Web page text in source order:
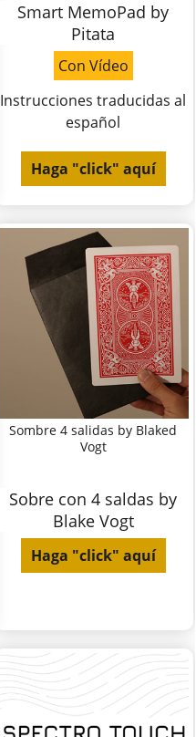
Smart MemoPad by
Pitata
Con Vídeo
Instrucciones traducidas al
español
Haga "click" aquí
Sombre 4 salidas by Blaked
Vogt
Sobre con 4 saldas by
Blake Vogt
Haga "click" aquí